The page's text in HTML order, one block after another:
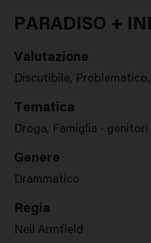
Plus
PARADISO +
Valutazione
Discutibile,
Tematica
Droga, Famiglia - genitori
Genere
Drammatico
Regia
Neil Armfield